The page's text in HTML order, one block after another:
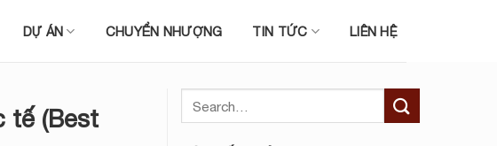
DỰ ÁN CHUYỂN NHƯỢNG TIN TỨC LIÊN HỆ
tế (Best